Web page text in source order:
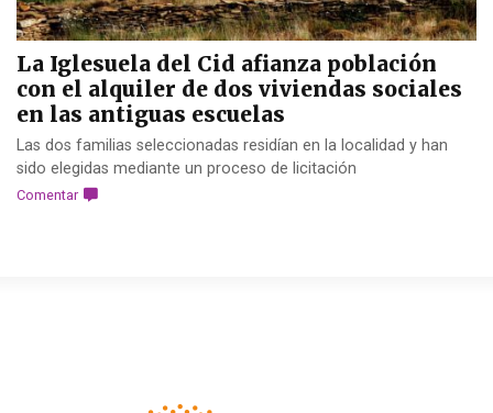
La Iglesuela del Cid afianza población
con el alquiler de dos viviendas sociales
en las antiguas escuelas
Las dos familias seleccionadas residían en la localidad y han
sido elegidas mediante un proceso de licitación
Comentar